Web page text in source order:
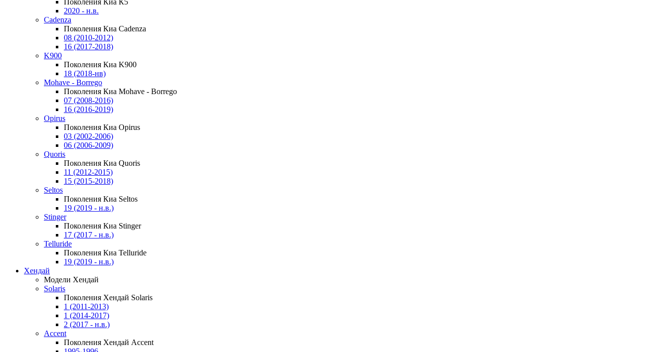
Поколения Киа К5
2020 - н.в.
Cadenza
Поколения Киа Cadenza
08 (2010-2012)
16 (2017-2018)
K900
Поколения Киа K900
18 (2018-нв)
Mohave - Borrego
Поколения Киа Mohave - Borrego
07 (2008-2016)
16 (2016-2019)
Opirus
Поколения Киа Opirus
03 (2002-2006)
06 (2006-2009)
Quoris
Поколения Киа Quoris
11 (2012-2015)
15 (2015-2018)
Seltos
Поколения Киа Seltos
19 (2019 - н.в.)
Stinger
Поколения Киа Stinger
17 (2017 - н.в.)
Telluride
Поколения Киа Telluride
19 (2019 - н.в.)
Хендай
Модели Хендай
Solaris
Поколения Хендай Solaris
1 (2011-2013)
1 (2014-2017)
2 (2017 - н.в.)
Accent
Поколения Хендай Accent